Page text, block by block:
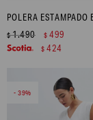
$1.490 $ 499
$ 424
39